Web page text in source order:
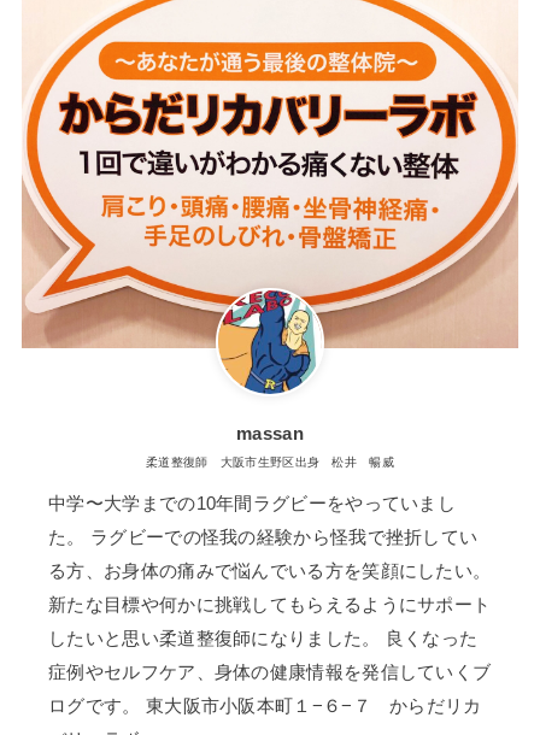
massan
柔道整復師 大阪市生野区出身 松井 暢威
中学〜大学までの10年間ラグビーをやっていまし
た。 ラグビーでの怪我の経験から怪我で挫折してい
る方、お身体の痛みで悩んでいる方を笑顔にしたい。
新たな目標や何かに挑戦してもらえるようにサポート
したいと思い柔道整復師になりました。 良くなった
症例やセルフケア、身体の健康情報を発信していくブ
ログです。 東大阪市小阪本町１−６−７ からだリカ